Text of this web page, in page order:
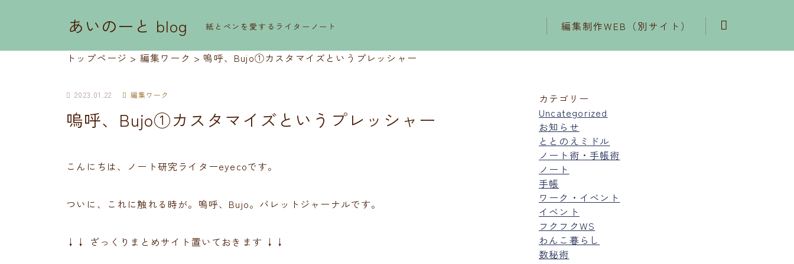
あいのーと blog 紙とペンを愛するライターノート 編集制作WEB（別サイト）
トップページ > 編集ワーク > 嗚呼、Bujo①カスタマイズというプレッシャー
2023.01.22 編集ワーク
嗚呼、Bujo①カスタマイズというプレッシャー
こんにちは、ノート研究ライターeyecoです。
ついに、これに触れる時が。嗚呼、Bujo。バレットジャーナルです。
↓↓ ざっくりまとめサイト置いておきます ↓↓
カテゴリー
Uncategorized
お知らせ
ととのえミドル
ノート術・手帳術
ノート
手帳
ワーク・イベント
イベント
フクフクWS
わんこ暮らし
数秘術